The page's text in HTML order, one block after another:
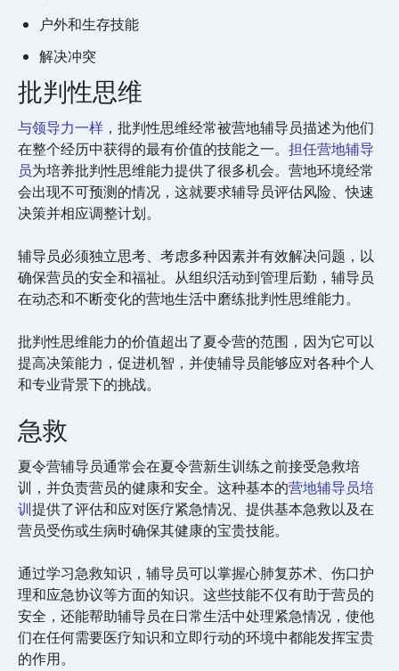
户外和生存技能
解决冲突
批判性思维
与领导力一样 ，批判性思维经常被营地辅导员描述为他们
在整个经历中获得的最有价值的技能之一。 担任营地辅导
员为培养批判性思维能力提供了很多机会。营地环境经常
会出现不可预测的情况，这就要求辅导员评估风险、快速
决策并相应调整计划。
辅导员必须独立思考、考虑多种因素并有效解决问题，以
确保营员的安全和福祉。从组织活动到管理后勤，辅导员
在动态和不断变化的营地生活中磨练批判性思维能力。
批判性思维能力的价值超出了夏令营的范围，因为它可以
提高决策能力，促进机智，并使辅导员能够应对各种个人
和专业背景下的挑战。
急救
夏令营辅导员通常会在夏令营新生训练之前接受急救培
训，并负责营员的健康和安全。这种基本的营地辅导员培
训提供了评估和应对医疗紧急情况、提供基本急救以及在
营员受伤或生病时确保其健康的宝贵技能。
通过学习急救知识，辅导员可以掌握心肺复苏术、伤口护
理和应急协议等方面的知识。这些技能不仅有助于营员的
安全，还能帮助辅导员在日常生活中处理紧急情况，使他
们在任何需要医疗知识和立即行动的环境中都能发挥宝贵
的作用。